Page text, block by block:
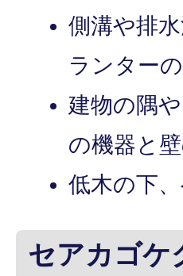
側溝や排
ランター
建物の隅
の機器と
低木の下
セアカゴケ